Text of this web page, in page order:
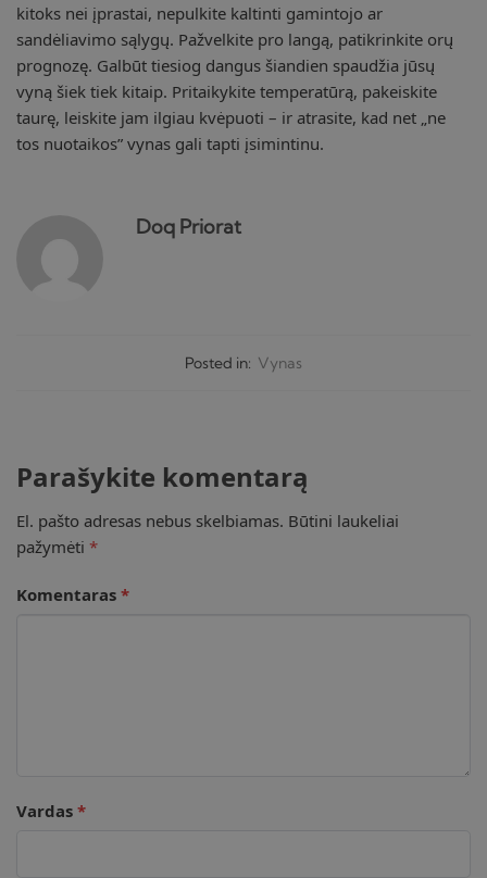
kitoks nei įprastai, nepulkite kaltinti gamintojo ar
sandėliavimo sąlygų. Pažvelkite pro langą, patikrinkite orų
prognozę. Galbūt tiesiog dangus šiandien spaudžia jūsų
vyną šiek tiek kitaip. Pritaikykite temperatūrą, pakeiskite
taurę, leiskite jam ilgiau kvėpuoti – ir atrasite, kad net „ne
tos nuotaikos” vynas gali tapti įsimintinu.
Doq Priorat
Posted in: Vynas
Parašykite komentarą
El. pašto adresas nebus skelbiamas. Būtini laukeliai
pažymėti *
Komentaras *
Vardas *